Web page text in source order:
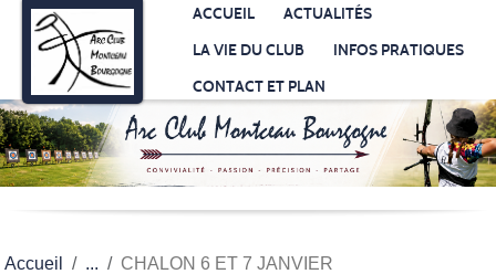
ACCUEIL
ACTUALITÉS
LA VIE DU CLUB
INFOS PRATIQUES
CONTACT ET PLAN
Accueil CHALON 6 ET 7 JANVIER
Panneau de gestion des cookies